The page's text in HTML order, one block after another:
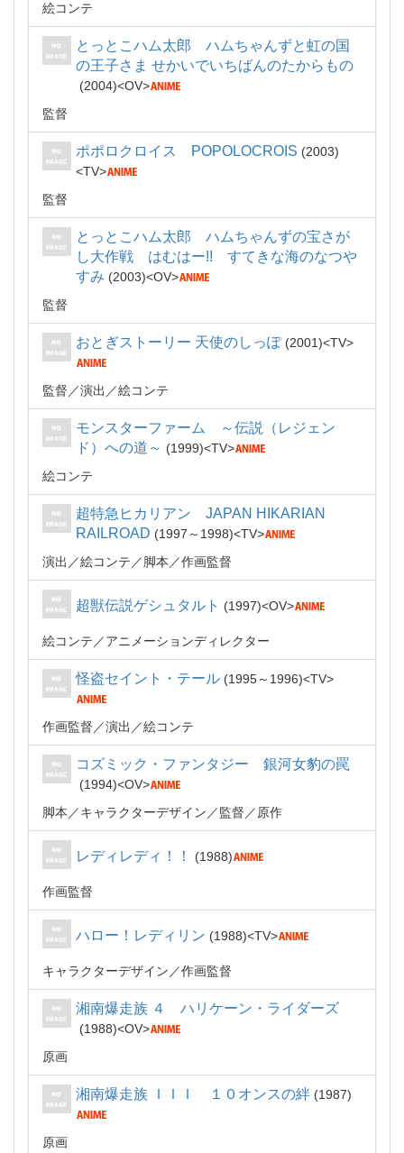
絵コンテ
とっとこハム太郎 ハムちゃんずと虹の国
の王子さま せかいでいちばんのたからもの
2004
OV
監督
ポポロクロイス POPOLOCROIS
2003
TV
監督
とっとこハム太郎 ハムちゃんずの宝さが
し大作戦 はむはー!! すてきな海のなつや
すみ
2003
OV
監督
おとぎストーリー 天使のしっぽ 2001 TV
監督 演出 絵コンテ
モンスターファーム ～伝説（レジェン
ド）への道～
1999
TV
絵コンテ
超特急ヒカリアン JAPAN HIKARIAN
RAILROAD
1997～1998
TV
演出
絵コンテ 脚本 作画監督
超獣伝説ゲシュタルト 1997 OV
絵コンテ アニメーションディレクター
怪盗セイント・テール 1995～1996 TV
作画監督 演出 絵コンテ
コズミック・ファンタジー 銀河女豹の罠
1994
OV
脚本
キャラクターデザイン 監督 原作
レディレディ！！ 1988
作画監督
ハロー！レディリン 1988 TV
キャラクターデザイン 作画監督
湘南爆走族 ４ ハリケーン・ライダーズ
1988
OV
原画
湘南爆走族 ＩＩＩ １０オンスの絆 1987
原画